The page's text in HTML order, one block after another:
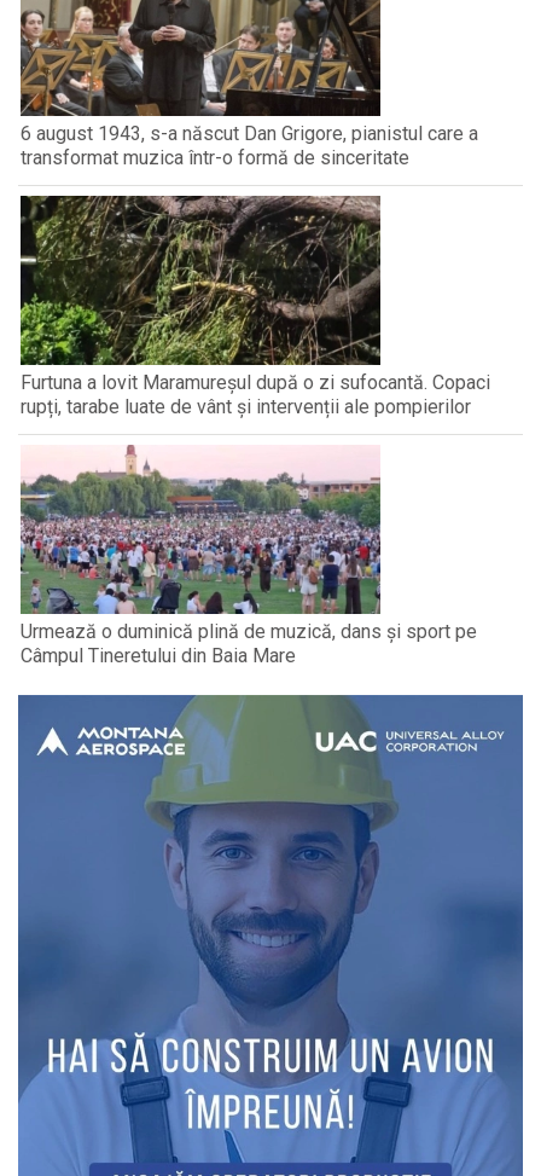
6 august 1943, s-a născut Dan Grigore, pianistul care a
transformat muzica într-o formă de sinceritate
Furtuna a lovit Maramureșul după o zi sufocantă. Copaci
rupți, tarabe luate de vânt și intervenții ale pompierilor
Urmează o duminică plină de muzică, dans și sport pe
Câmpul Tineretului din Baia Mare